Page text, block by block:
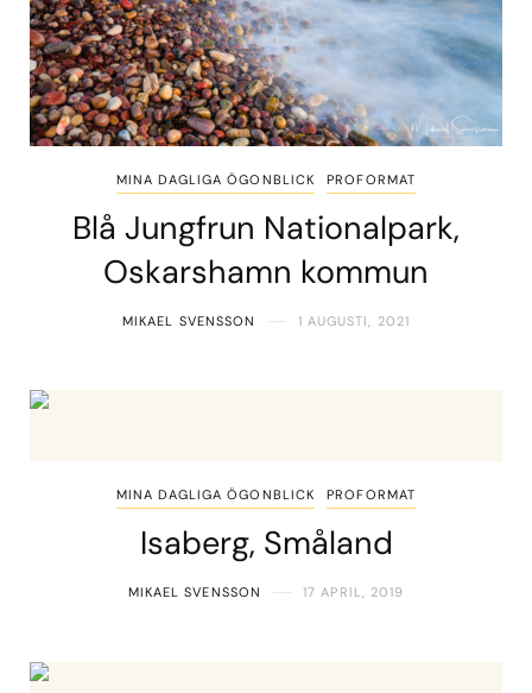
MINA DAGLIGA ÖGONBLICK PROFORMAT
Blå Jungfrun Nationalpark,
Oskarshamn kommun
MIKAEL SVENSSON 1 AUGUSTI, 2021
MINA DAGLIGA ÖGONBLICK PROFORMAT
Isaberg, Småland
MIKAEL SVENSSON 17 APRIL, 2019